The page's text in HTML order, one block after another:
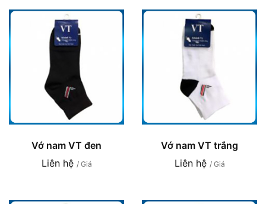
Vớ nam VT đen
Liên hệ / Giá
Vớ nam VT trắng
Liên hệ / Giá